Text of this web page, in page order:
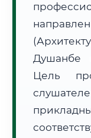
Тел. код:
Почтовые индексы:
Часовой пояс:
🗺️ Зона
Душанбе
Цель